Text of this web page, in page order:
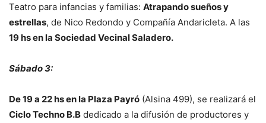
Teatro para infancias y familias: Atrapando sueños y
estrellas, de Nico Redondo y Compañía Andaricleta. A las
19 hs en la Sociedad Vecinal Saladero.
Sábado 3:
De 19 a 22 hs en la Plaza Payró (Alsina 499), se realizará el
Ciclo Techno B.B dedicado a la difusión de productores y